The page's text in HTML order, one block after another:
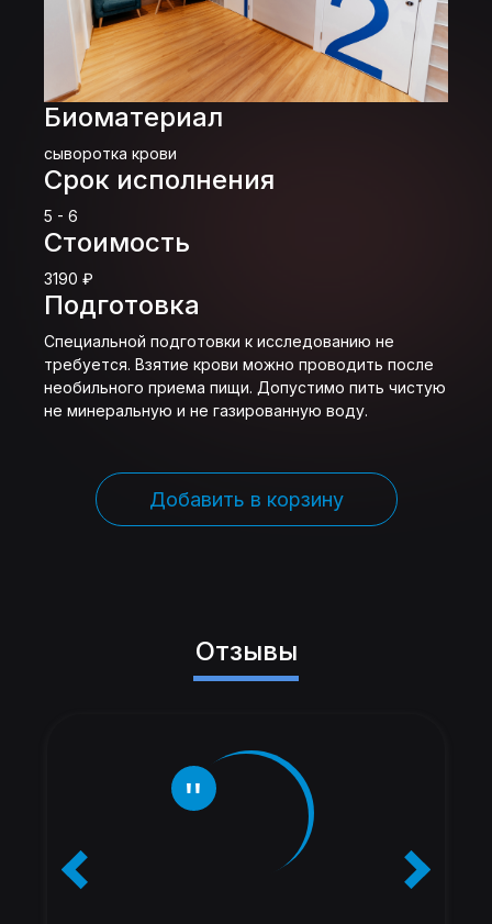
Биоматериал
сыворотка крови
Срок исполнения
5 - 6
Стоимость
3190 ₽
Подготовка
Специальной подготовки к исследованию не
требуется. Взятие крови можно проводить после
необильного приема пищи. Допустимо пить чистую
не минеральную и не газированную воду.
Добавить в корзину
Отзывы